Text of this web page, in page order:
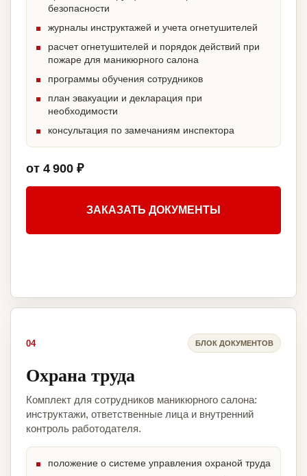
безопасности
журналы инструктажей и учета огнетушителей
расчет огнетушителей и порядок действий при
пожаре для маникюрного салона
программы обучения сотрудников
план эвакуации и декларация при
необходимости
консультация по замечаниям инспектора
от 4 900 ₽
ЗАКАЗАТЬ ДОКУМЕНТЫ
04 БЛОК ДОКУМЕНТОВ
Охрана труда
Комплект для сотрудников маникюрного салона:
инструктажи, ответственные лица и внутренний
контроль работодателя.
положение о системе управления охраной труда